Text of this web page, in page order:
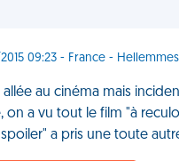
09:23 - France -
au cinéma mais
on a vu tout le film "à
a pris une toute